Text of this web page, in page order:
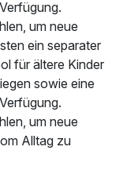
um neue
ein separater
für ältere Kinder
sowie eine
um neue
Alltag zu